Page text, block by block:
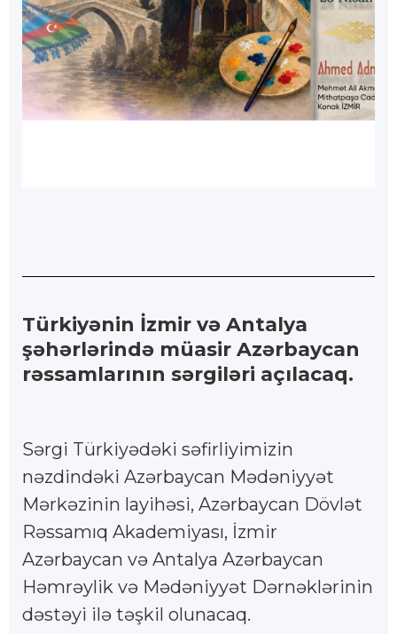
Türkiyənin İzmir və Antalya
şəhərlərində müasir Azərbaycan
rəssamlarının sərgiləri açılacaq.
Sərgi Türkiyədəki səfirliyimizin
nəzdindəki Azərbaycan Mədəniyyət
Mərkəzinin layihəsi, Azərbaycan Dövlət
Rəssamıq Akademiyası, İzmir
Azərbaycan və Antalya Azərbaycan
Həmrəylik və Mədəniyyət Dərnəklərinin
dəstəyi ilə təşkil olunacaq.